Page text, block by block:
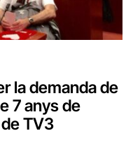
la demanda de
7 anys de
TV3